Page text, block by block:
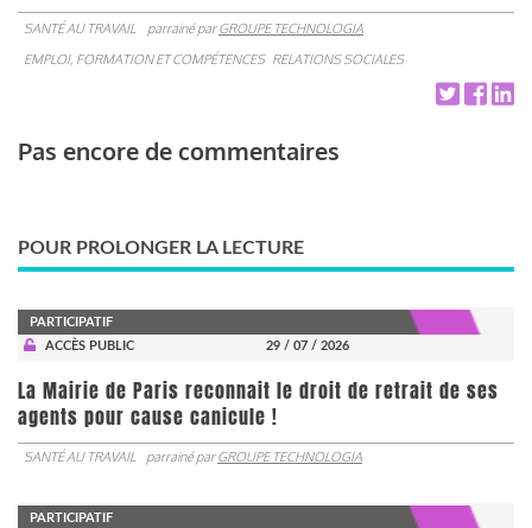
SANTÉ AU TRAVAIL parrainé parGROUPE TECHNOLOGIA
EMPLOI, FORMATION ET COMPÉTENCES RELATIONS SOCIALES
Pas encore de commentaires
POUR PROLONGER LA LECTURE
PARTICIPATIF
ACCÈS PUBLIC
29 / 07 / 2026
La Mairie de Paris reconnait le droit de retrait de ses
agents pour cause canicule !
SANTÉ AU TRAVAIL parrainé parGROUPE TECHNOLOGIA
PARTICIPATIF